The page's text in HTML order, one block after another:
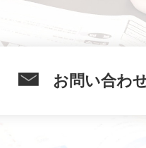
お問い合わ